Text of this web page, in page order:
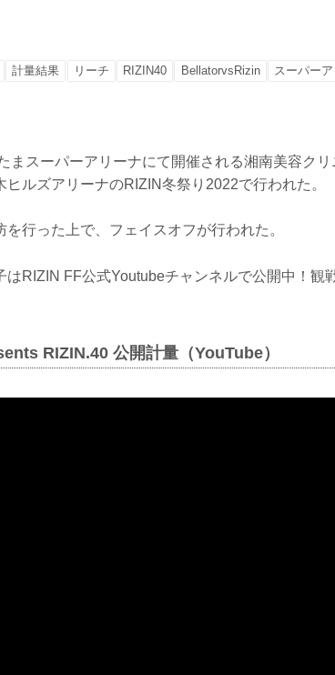
計量結果 リーチ RIZIN40 BellatorvsRizin スーパー
まスーパーアリーナにて開催される湘南美容ク
ルズアリーナのRIZIN冬祭り2022で行われた。
行った上で、フェイスオフが行われた。
RIZIN FF公式Youtubeチャンネルで公開中！観
RIZIN.40 公開計量（YouTube）